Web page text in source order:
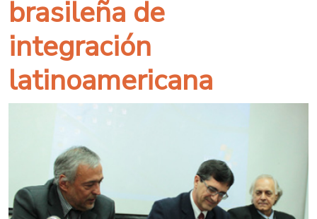
brasileña de
integración
latinoamericana